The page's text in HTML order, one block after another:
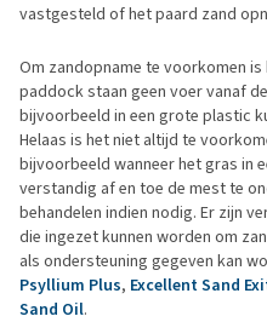
vastgesteld of het paard zand
Om zandopname te voorkomen
paddock staan geen voer vanaf
bijvoorbeeld in een grote plastic
Helaas is het niet altijd te
bijvoorbeeld wanneer het gras in
verstandig af en toe de mest te
behandelen indien nodig. Er zijn
die ingezet kunnen worden om
als ondersteuning gegeven kan
Psyllium Plus, Excellent Sand
Sand Oil.